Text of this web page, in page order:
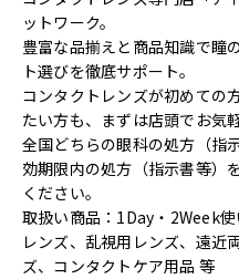
ットワーク。
豊富な品揃えと商品知識で瞳
ト選びを徹底サポート。
コンタクトレンズが初めての
たい方も、まずは店頭でお気
全国どちらの眼科の処方（指
効期限内の処方（指示書等）
ください。
取扱い商品：1Day・2Week
レンズ、乱視用レンズ、遠近
ズ、コンタクトケア用品 等